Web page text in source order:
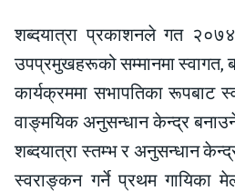
शब्दयात्रा प्रकाशनले गत
उपप्रमुखहरूको सम्मानमा स्वागत,
कार्यक्रममा सभापतिका रूपबाट
वाङ्मयिक अनुसन्धान केन्द्र बनाउने
शब्दयात्रा स्तम्भ र अनुसन्धान
स्वराङ्कन गर्ने प्रथम गायिका